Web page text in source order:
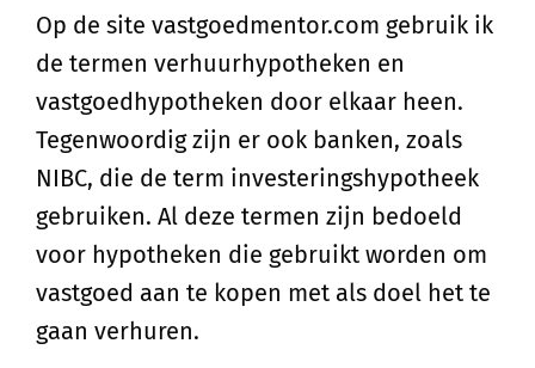
Op de site vastgoedmentor.com gebruik ik
de termen verhuurhypotheken en
vastgoedhypotheken door elkaar heen.
Tegenwoordig zijn er ook banken, zoals
NIBC, die de term investeringshypotheek
gebruiken. Al deze termen zijn bedoeld
voor hypotheken die gebruikt worden om
vastgoed aan te kopen met als doel het te
gaan verhuren.